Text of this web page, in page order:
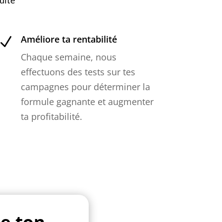
Améliore ta rentabilité
Chaque semaine, nous
effectuons des tests sur tes
campagnes pour déterminer la
formule gagnante et augmenter
ta profitabilité.